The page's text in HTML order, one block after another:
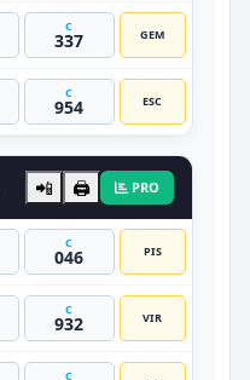
C
337 GEM
C
954 ESC
📲 🖨️ PRO
C
046 PIS
C
932 VIR
C